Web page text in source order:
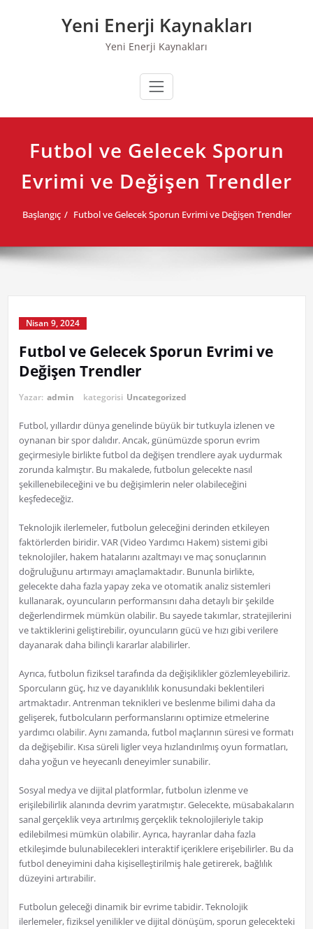
Yeni Enerji Kaynakları
Yeni Enerji Kaynakları
Futbol ve Gelecek Sporun
Evrimi ve Değişen Trendler
Başlangıç Futbol ve Gelecek Sporun Evrimi ve Değişen Trendler
Nisan 9, 2024
Futbol ve Gelecek Sporun Evrimi ve
Değişen Trendler
Yazar: admin kategorisi Uncategorized
Futbol, yıllardır dünya genelinde büyük bir tutkuyla izlenen ve
oynanan bir spor dalıdır. Ancak, günümüzde sporun evrim
geçirmesiyle birlikte futbol da değişen trendlere ayak uydurmak
zorunda kalmıştır. Bu makalede, futbolun gelecekte nasıl
şekillenebileceğini ve bu değişimlerin neler olabileceğini
keşfedeceğiz.
Teknolojik ilerlemeler, futbolun geleceğini derinden etkileyen
faktörlerden biridir. VAR (Video Yardımcı Hakem) sistemi gibi
teknolojiler, hakem hatalarını azaltmayı ve maç sonuçlarının
doğruluğunu artırmayı amaçlamaktadır. Bununla birlikte,
gelecekte daha fazla yapay zeka ve otomatik analiz sistemleri
kullanarak, oyuncuların performansını daha detaylı bir şekilde
değerlendirmek mümkün olabilir. Bu sayede takımlar, stratejilerini
ve taktiklerini geliştirebilir, oyuncuların gücü ve hızı gibi verilere
dayanarak daha bilinçli kararlar alabilirler.
Ayrıca, futbolun fiziksel tarafında da değişiklikler gözlemleyebiliriz.
Sporcuların güç, hız ve dayanıklılık konusundaki beklentileri
artmaktadır. Antrenman teknikleri ve beslenme bilimi daha da
gelişerek, futbolcuların performanslarını optimize etmelerine
yardımcı olabilir. Aynı zamanda, futbol maçlarının süresi ve formatı
da değişebilir. Kısa süreli ligler veya hızlandırılmış oyun formatları,
daha yoğun ve heyecanlı deneyimler sunabilir.
Sosyal medya ve dijital platformlar, futbolun izlenme ve
erişilebilirlik alanında devrim yaratmıştır. Gelecekte, müsabakaların
sanal gerçeklik veya artırılmış gerçeklik teknolojileriyle takip
edilebilmesi mümkün olabilir. Ayrıca, hayranlar daha fazla
etkileşimde bulunabilecekleri interaktif içeriklere erişebilirler. Bu da
futbol deneyimini daha kişiselleştirilmiş hale getirerek, bağlılık
düzeyini artırabilir.
Futbolun geleceği dinamik bir evrime tabidir. Teknolojik
ilerlemeler, fiziksel yenilikler ve dijital dönüşüm, sporun gelecekteki